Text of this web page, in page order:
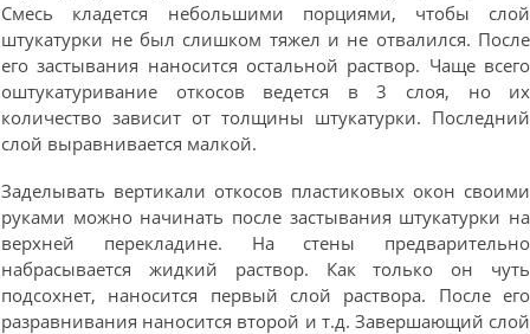
Смесь кладется небольшими порциями, чтобы слой
штукатурки не был слишком тяжел и не отвалился. После
его застывания наносится остальной раствор. Чаще всего
оштукатуривание откосов ведется в 3 слоя, но их
количество зависит от толщины штукатурки. Последний
слой выравнивается малкой.
Заделывать вертикали откосов пластиковых окон своими
руками можно начинать после застывания штукатурки на
верхней перекладине. На стены предварительно
набрасывается жидкий раствор. Как только он чуть
подсохнет, наносится первый слой раствора. После его
разравнивания наносится второй и т.д. Завершающий слой